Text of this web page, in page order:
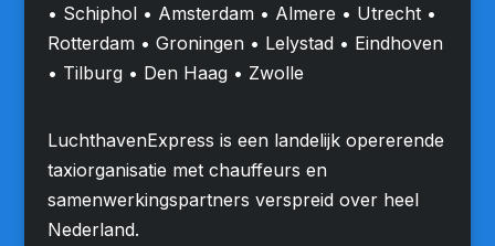
• Schiphol • Amsterdam • Almere • Utrecht •
Rotterdam • Groningen • Lelystad • Eindhoven
• Tilburg • Den Haag • Zwolle
LuchthavenExpress is een landelijk opererende
taxiorganisatie met chauffeurs en
samenwerkingspartners verspreid over heel
Nederland.